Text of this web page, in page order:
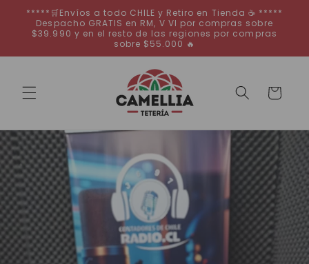
directamente
al contenido
*****🛒Envíos a todo CHILE y Retiro en Tienda ☕ *****
Despacho GRATIS en RM, V VI por compras sobre
$39.990 y en el resto de las regiones por compras
sobre $55.000 🔥
Carrito